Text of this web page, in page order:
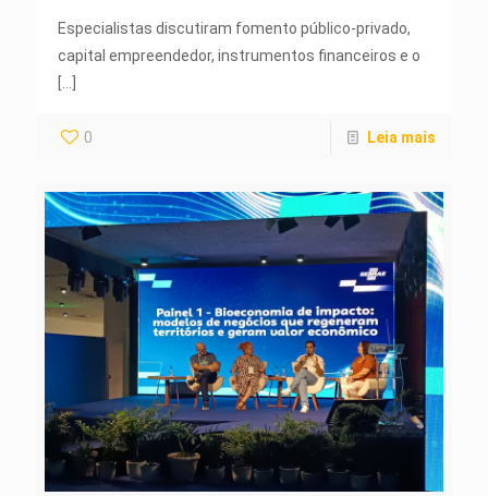
Especialistas discutiram fomento público-privado,
capital empreendedor, instrumentos financeiros e o
0 Leia mais